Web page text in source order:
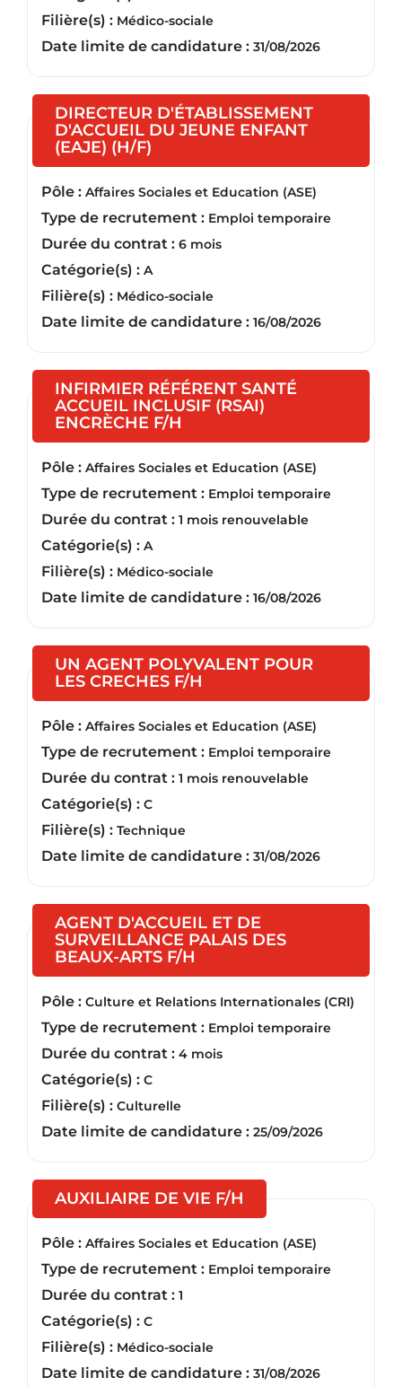
Filière(s) : Médico-sociale
Date limite de candidature : 31/08/2026
DIRECTEUR D'ÉTABLISSEMENT
D'ACCUEIL DU JEUNE ENFANT
(EAJE) (H/F)
Pôle : Affaires Sociales et Education (ASE)
Type de recrutement : Emploi temporaire
Durée du contrat : 6 mois
Catégorie(s) : A
Filière(s) : Médico-sociale
Date limite de candidature : 16/08/2026
INFIRMIER RÉFÉRENT SANTÉ
ACCUEIL INCLUSIF (RSAI)
ENCRÈCHE F/H
Pôle : Affaires Sociales et Education (ASE)
Type de recrutement : Emploi temporaire
Durée du contrat : 1 mois renouvelable
Catégorie(s) : A
Filière(s) : Médico-sociale
Date limite de candidature : 16/08/2026
UN AGENT POLYVALENT POUR
LES CRECHES F/H
Pôle : Affaires Sociales et Education (ASE)
Type de recrutement : Emploi temporaire
Durée du contrat : 1 mois renouvelable
Catégorie(s) : C
Filière(s) : Technique
Date limite de candidature : 31/08/2026
AGENT D'ACCUEIL ET DE
SURVEILLANCE PALAIS DES
BEAUX-ARTS F/H
Pôle : Culture et Relations Internationales (CRI)
Type de recrutement : Emploi temporaire
Durée du contrat : 4 mois
Catégorie(s) : C
Filière(s) : Culturelle
Date limite de candidature : 25/09/2026
AUXILIAIRE DE VIE F/H
Pôle : Affaires Sociales et Education (ASE)
Type de recrutement : Emploi temporaire
Durée du contrat : 1
Catégorie(s) : C
Filière(s) : Médico-sociale
Date limite de candidature : 31/08/2026